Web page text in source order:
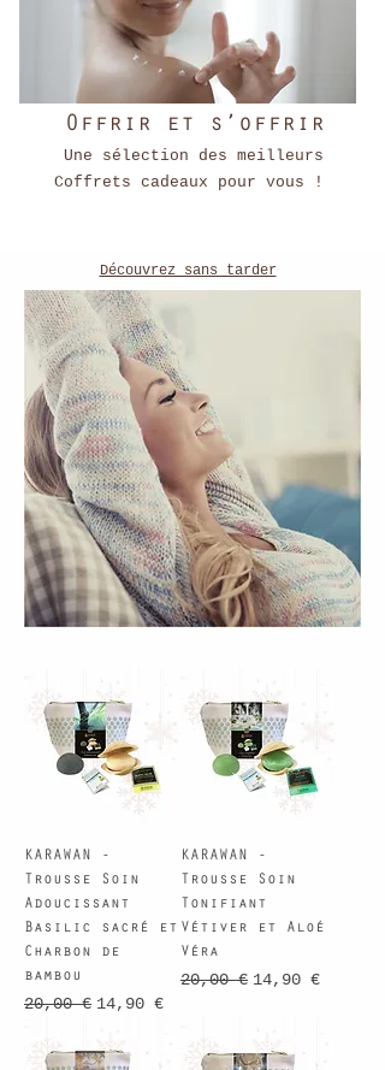
Offrir et s’offrir
Une sélection des meilleurs
Coffrets cadeaux pour vous !
KARAWAN -
Trousse Soin
Adoucissant
Basilic sacré et
Charbon de
bambou
Prix original
20,00 € Prix promotionnel
14,90 €
KARAWAN -
Trousse Soin
Tonifiant
Vétiver et Aloé
Véra
Prix original
20,00 € Prix
14,90 €
Découvrez sans tarder